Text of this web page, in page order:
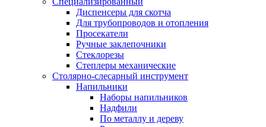
Диспенсеры для скотча
Для трубопроводов и отопления
Просекатели
Ручные заклепочники
Стеклорезы
Степлеры механические
Столярно-слесарный инструмент
Напильники
Наборы напильников
Надфили
По металлу и дереву